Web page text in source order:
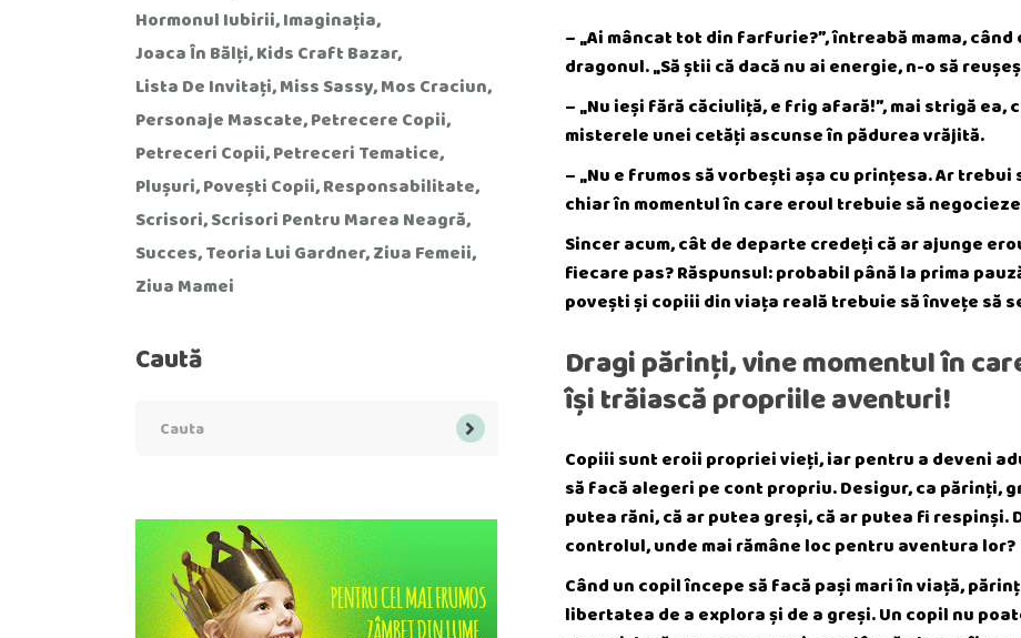
– „Ai mâncat tot din farfurie?”, întreabă mama,
dragonul. „Să știi că dacă nu ai energie, n-o să
– „Nu ieși fără căciuliță, e frig afară!”, mai strigă
misterele unei cetăți ascunse în pădurea vrăjită.
– „Nu e frumos să vorbești așa cu prințesa. Ar
chiar în momentul în care eroul trebuie să
Sincer acum, cât de departe credeți că ar ajunge
fiecare pas? Răspunsul: probabil până la prima
povești și copiii din viața reală trebuie să învețe să
Dragi părinți, vine momentul în
își trăiască propriile aventuri!
Copiii sunt eroii propriei vieți, iar pentru a deveni
să facă alegeri pe cont propriu. Desigur, ca părinți,
putea răni, că ar putea greși, că ar putea fi respinși.
controlul, unde mai rămâne loc pentru aventura lor?
Când un copil începe să facă pași mari în viață,
libertatea de a explora și de a greși. Un copil nu
Hormonul Iubirii Imaginația
Joaca În Bălți Kids Craft Bazar
Lista De Invitați Miss Sassy Mos Craciun
Personaje Mascate Petrecere Copii
Petreceri Copii Petreceri Tematice
Plușuri Povești Copii Responsabilitate
Scrisori Scrisori Pentru Marea Neagră
Succes Teoria Lui Gardner Ziua Femeii
Ziua Mamei
Caută
for: